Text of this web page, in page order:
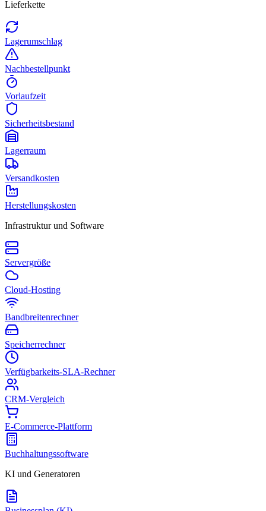
Lieferkette
Lagerumschlag
Nachbestellpunkt
Vorlaufzeit
Sicherheitsbestand
Lagerraum
Versandkosten
Herstellungskosten
Infrastruktur und Software
Servergröße
Cloud-Hosting
Bandbreitenrechner
Speicherrechner
Verfügbarkeits-SLA-Rechner
CRM-Vergleich
E-Commerce-Plattform
Buchhaltungssoftware
KI und Generatoren